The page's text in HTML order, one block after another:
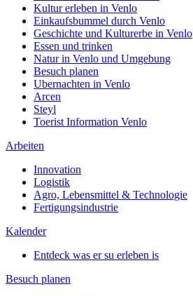
Kultur erleben in Venlo
Einkaufsbummel durch Venlo
Geschichte und Kulturerbe in Venlo
Essen und trinken
Natur in Venlo und Umgebung
Besuch planen
Ubernachten in Venlo
Arcen
Steyl
Toerist Information Venlo
Arbeiten
Innovation
Logistik
Agro, Lebensmittel & Technologie
Fertigungsindustrie
Kalender
Entdeck was er su erleben is
Besuch planen